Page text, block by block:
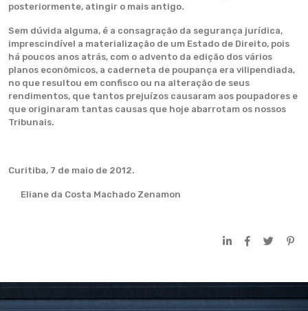
posteriormente, atingir o mais antigo.
Sem dúvida alguma, é a consagração da segurança jurídica,
imprescindível a materialização de um Estado de Direito, pois
há poucos anos atrás, com o advento da edição dos vários
planos econômicos, a caderneta de poupança era vilipendiada,
no que resultou em confisco ou na alteração de seus
rendimentos, que tantos prejuízos causaram aos poupadores e
que originaram tantas causas que hoje abarrotam os nossos
Tribunais.
Curitiba, 7 de maio de 2012.
Eliane da Costa Machado Zenamon